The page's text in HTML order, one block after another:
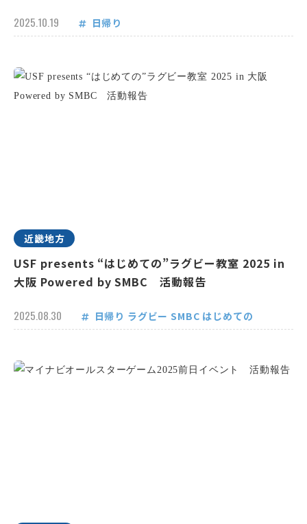
2025.10.19 日帰り
近畿地方
USF presents “はじめての”ラグビー教室 2025 in
大阪 Powered by SMBC 活動報告
2025.08.30 日帰り ラグビー SMBC はじめての